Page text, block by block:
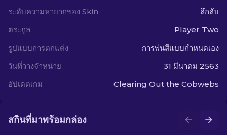
ระดับความหายากของ Skin
ลึกลับ
ตระกูล
Player Two
รูปแบบการตกแต่ง
การพ่นสีแบบกำหนดเอง
วันที่วางจำหน่าย
31 มีนาคม 2563
อัปเดตเกม
Clearing Out the Cobwebs
สกินที่มาพร้อมกล่อง